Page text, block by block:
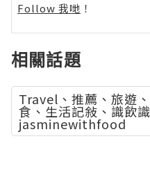
Follow 我哋 ！
相關話題
Travel、推薦、旅遊
食、生活記敍、識飲
jasminewithfood